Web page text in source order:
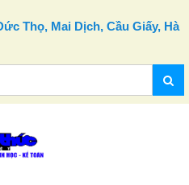
Thọ, Mai Dịch, Cầu Giấy, Hà